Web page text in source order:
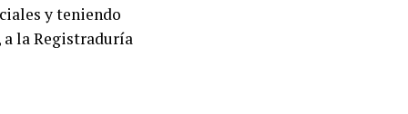
y teniendo
a la Registraduría